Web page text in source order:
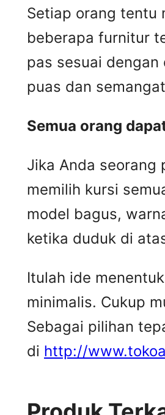
Setiap orang tentu
beberapa furnitur
pas sesuai
puas dan
Semua orang
Jika Anda seorang
memilih kursi
model bagus,
ketika duduk di
Itulah ide
minimalis. Cukup
Sebagai pilihan
di http://